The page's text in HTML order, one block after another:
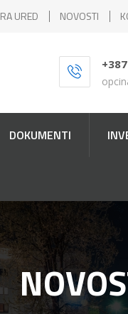
RA URED NOVOSTI
DOKUMENTI